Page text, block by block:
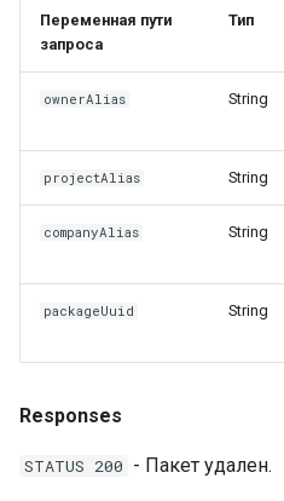
Переменная пути
запроса
Тип
ownerAlias String
projectAlias String
companyAlias String
packageUuid String
Responses
STATUS 200 - Пакет удален.